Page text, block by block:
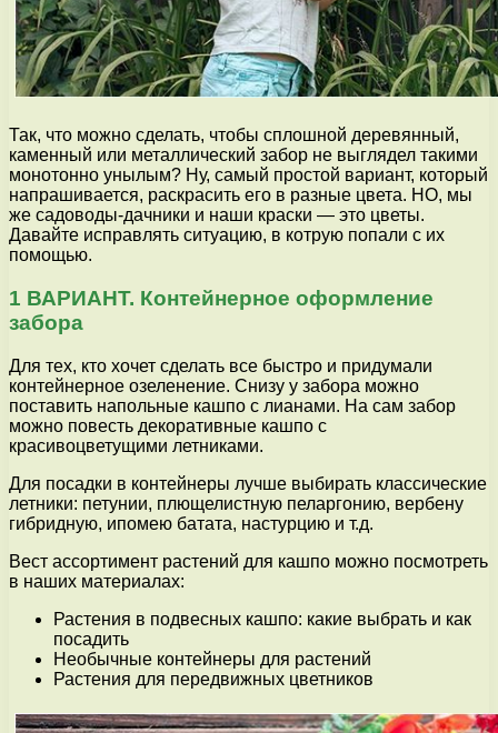
Так, что можно сделать, чтобы сплошной деревянный,
каменный или металлический забор не выглядел такими
монотонно унылым? Ну, самый простой вариант, который
напрашивается, раскрасить его в разные цвета. НО, мы
же садоводы-дачники и наши краски — это цветы.
Давайте исправлять ситуацию, в котрую попали с их
помощью.
1 ВАРИАНТ. Контейнерное оформление
забора
Для тех, кто хочет сделать все быстро и придумали
контейнерное озеленение. Снизу у забора можно
поставить напольные кашпо с лианами. На сам забор
можно повесть декоративные кашпо с
красивоцветущими летниками.
Для посадки в контейнеры лучше выбирать классические
летники: петунии, плющелистную пеларгонию, вербену
гибридную, ипомею батата, настурцию и т.д.
Вест ассортимент растений для кашпо можно посмотреть
в наших материалах:
Растения в подвесных кашпо: какие выбрать и как
посадить
Необычные контейнеры для растений
Растения для передвижных цветников